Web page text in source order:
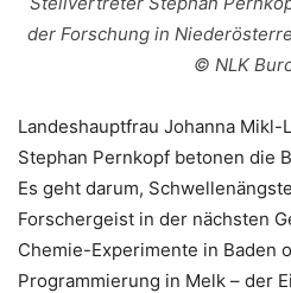
der Forschung in
© NLK
Landeshauptfrau Johanna
Stephan Pernkopf betonen die
Es geht darum,
Forschergeist in der nächsten
Chemie-Experimente in Baden
Programmierung in Melk – der